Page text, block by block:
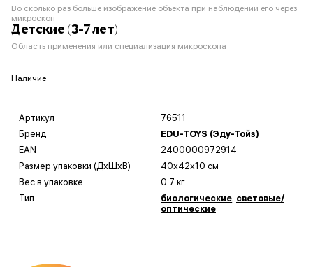
Во сколько раз больше изображение объекта при наблюдении его через
микроскоп
Детские (3-7 лет)
Область применения или специализация микроскопа
Наличие
Артикул
76511
Бренд
EDU-TOYS (Эду-Тойз)
EAN
2400000972914
Размер упаковки (ДxШxВ)
40x42x10 см
Вес в упаковке
0.7 кг
Тип
биологические, световые/
оптические